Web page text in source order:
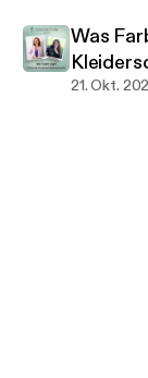
Was
21. Okt.